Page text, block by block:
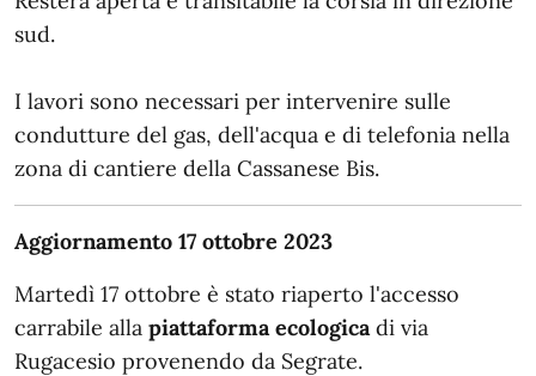
sud.
I lavori sono necessari per intervenire sulle
condutture del gas, dell'acqua e di telefonia nella
zona di cantiere della Cassanese Bis.
Aggiornamento 17 ottobre 2023
Martedì 17 ottobre è stato riaperto l'accesso
carrabile alla piattaforma ecologicadi via
Rugacesio provenendo da Segrate.